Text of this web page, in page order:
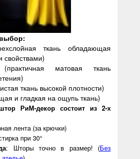
ткань обладающая
свойствами)
матовая ткань
ткань высокой плотности)
и гладкая на ощупь ткань)
РиМ-декор состоит из 2-х
лента (за крючки)
при 30°
: Шторы точно в размер! (Без